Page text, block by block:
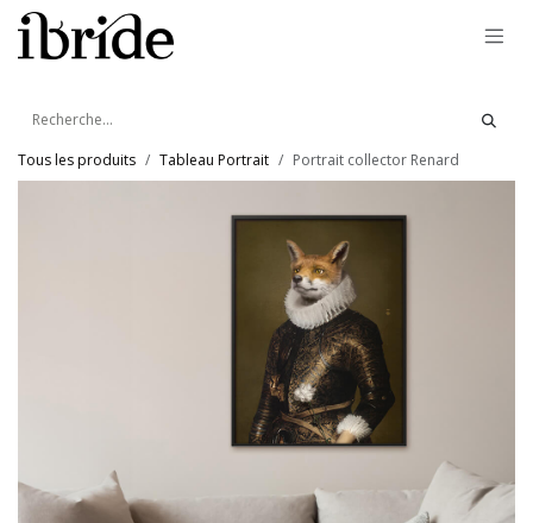
Se rendre au contenu
Tous les produits Tableau Portrait Portrait collector Renard